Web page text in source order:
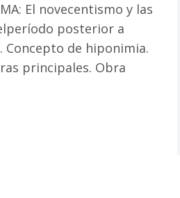
El novecentismo y las
posterior a
Concepto de hiponimia.
principales. Obra